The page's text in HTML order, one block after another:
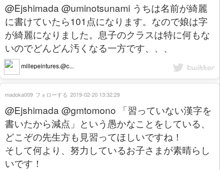
@Ejshimada @uminotsunami うちは名前が綺麗
に書けていたら101点になります。なので娘は字
が綺麗になりました。息子のクラスは特に何もな
いのでどんどん汚くなる一方です、、、
millepeintures.@c...
@Ejshimada @gmtomono 「習っていない漢字を
書いたから減点」という愚かなことをしている、
どこぞの先生方も見習ってほしいですね！
そして何より、努力しているお子さまが素晴らし
いです！
madoka009 フォローする 2019-02-20 13:32:29